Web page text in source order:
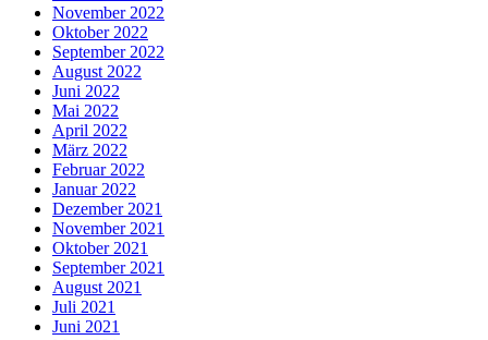
November 2022
Oktober 2022
September 2022
August 2022
Juni 2022
Mai 2022
April 2022
März 2022
Februar 2022
Januar 2022
Dezember 2021
November 2021
Oktober 2021
September 2021
August 2021
Juli 2021
Juni 2021